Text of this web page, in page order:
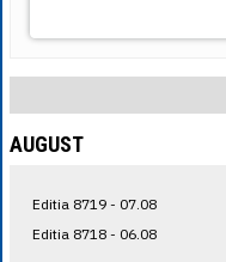
AUGUST
Editia 8719 - 07.08
Editia 8718 - 06.08